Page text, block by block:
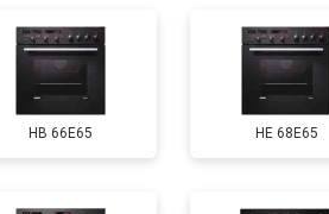
HB 66E65 HE 68E65